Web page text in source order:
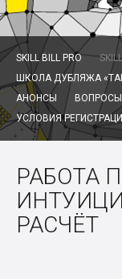
SKILL BILL PRO
ШКОЛА ДУБЛЯЖА
АНОНСЫ
УСЛОВИЯ
РАБОТА
РАСЧЁТ